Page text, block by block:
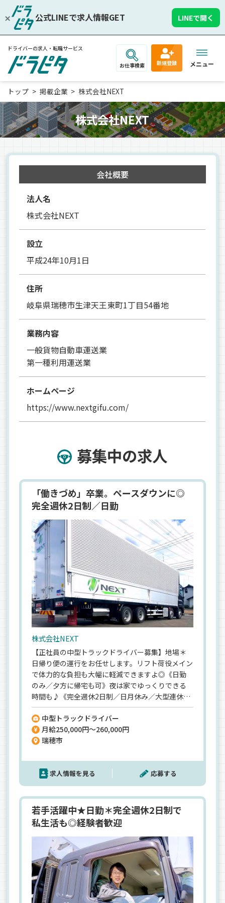
公式LINEで求人情報GET LINEで開く
ドライバーの求人・転職サービス
お仕事検索 新規登録 メニュー
トップ 掲載企業 株式会社NEXT
株式会社NEXT
会社概要
法人名
株式会社NEXT
設立
平成24年10月1日
住所
岐阜県瑞穂市生津天王東町1丁目54番地
業務内容
一般貨物自動車運送業
第一種利用運送業
ホームページ
https://www.nextgifu.com/
募集中の求人
「働きづめ」卒業。ペースダウンに◎
完全週休2日制／日勤
株式会社NEXT
【正社員の中型トラックドライバー募集】地場＊
日帰り便の運行をお任せします。リフト荷役メイン
で体力的な負担も大幅に軽減できますよ◎《日勤
のみ／夕方に帰宅も可》夜は家でゆっくりできる
時間も♪《完全週休2日制／日月休み／大型連休あ
り》週末休み＋平日休みの最強タッグ！ムリなく
長く続けられる環境が整っています。
中型トラックドライバー
月給250,000円～260,000円
瑞穂市
求人情報を見る 応募する
若手活躍中★日勤＊完全週休2日制で
私生活も◎経験者歓迎